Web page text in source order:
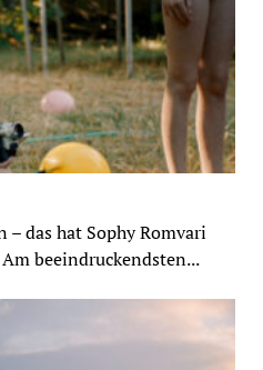
das hat Sophy Romvari
beeindruckendsten...